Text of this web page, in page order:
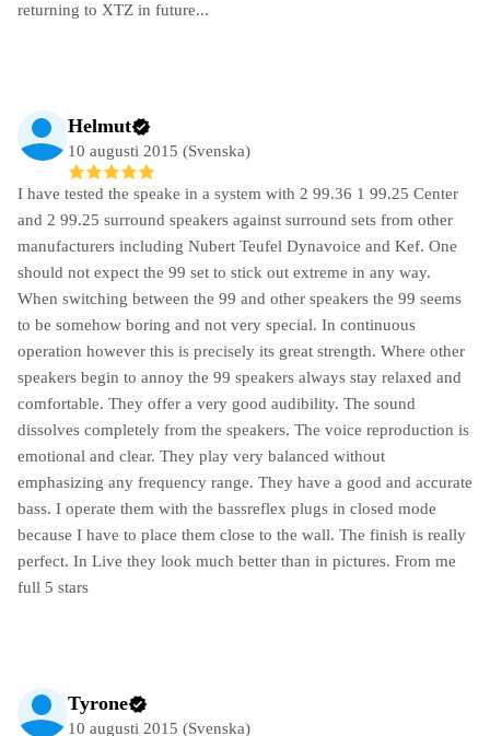
returning to XTZ in future...
Helmut
10 augusti 2015 (Svenska)
I have tested the speake in a system with 2 99.36 1 99.25 Center
and 2 99.25 surround speakers against surround sets from other
manufacturers including Nubert Teufel Dynavoice and Kef. One
should not expect the 99 set to stick out extreme in any way.
When switching between the 99 and other speakers the 99 seems
to be somehow boring and not very special. In continuous
operation however this is precisely its great strength. Where other
speakers begin to annoy the 99 speakers always stay relaxed and
comfortable. They offer a very good audibility. The sound
dissolves completely from the speakers. The voice reproduction is
emotional and clear. They play very balanced without
emphasizing any frequency range. They have a good and accurate
bass. I operate them with the bassreflex plugs in closed mode
because I have to place them close to the wall. The finish is really
perfect. In Live they look much better than in pictures. From me
full 5 stars
Tyrone
10 augusti 2015 (Svenska)